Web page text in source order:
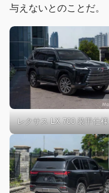
与えないとのことだ。
レクサス LX 700 装甲仕様